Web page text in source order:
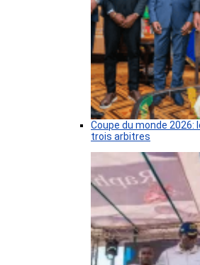
Coupe du monde 2026:
trois arbitres